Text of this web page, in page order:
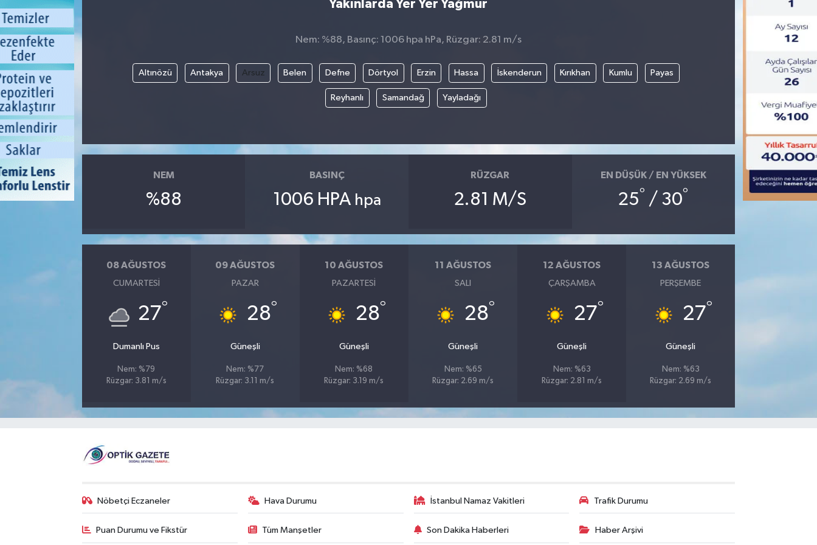
Yakınlarda Yer Yer Yağmur
Nem: %88, Basınç: 1006 hpa hPa, Rüzgar: 2.81 m/s
Altınözü Antakya Arsuz Belen Defne Dörtyol Erzin Hassa İskenderun Kırıkhan Kumlu Payas
Reyhanlı Samandağ Yayladağı
NEM
%88
BASINÇ
1006 HPA hpa
RÜZGAR
2.81 M/S
EN DÜŞÜK / EN YÜKSEK
25° / 30°
08 AĞUSTOS
CUMARTESI
27°
Dumanlı Pus
Nem: %79
Rüzgar: 3.81 m/s
09 AĞUSTOS
PAZAR
28°
Güneşli
Nem: %77
Rüzgar: 3.11 m/s
10 AĞUSTOS
PAZARTESI
28°
Güneşli
Nem: %68
Rüzgar: 3.19 m/s
11 AĞUSTOS
SALI
28°
Güneşli
Nem: %65
Rüzgar: 2.69 m/s
12 AĞUSTOS
ÇARŞAMBA
27°
Güneşli
Nem: %63
Rüzgar: 2.81 m/s
13 AĞUSTOS
PERŞEMBE
27°
Güneşli
Nem: %63
Rüzgar: 2.69 m/s
Nöbetçi Eczaneler Hava Durumu İstanbul Namaz Vakitleri Trafik Durumu
Puan Durumu ve Fikstür Tüm Manşetler Son Dakika Haberleri Haber Arşivi